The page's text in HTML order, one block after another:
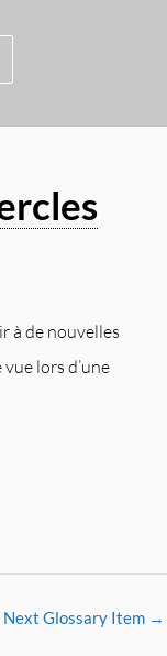
à de nouvelles
lors d’une
Next Glossary Item →